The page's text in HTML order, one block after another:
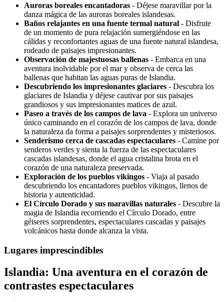
Auroras boreales encantadoras - Déjese maravillar por la
danza mágica de las auroras boreales islandesas.
Baños relajantes en una fuente termal natural - Disfrute
de un momento de pura relajación sumergiéndose en las
cálidas y reconfortantes aguas de una fuente natural islandesa,
rodeado de paisajes impresionantes.
Observación de majestuosas ballenas - Embarca en una
aventura inolvidable por el mar y observa de cerca las
ballenas que habitan las aguas puras de Islandia.
Descubriendo los impresionantes glaciares - Descubra los
glaciares de Islandia y déjese cautivar por sus paisajes
grandiosos y sus impresionantes matices de azul.
Paseo a través de los campos de lava - Explora un universo
único caminando en el corazón de los campos de lava, donde
la naturaleza da forma a paisajes sorprendentes y misteriosos.
Senderismo cerca de cascadas espectaculares - Camine por
senderos verdes y sienta la fuerza de las espectaculares
cascadas islandesas, donde el agua cristalina brota en el
corazón de una naturaleza preservada.
Exploración de los pueblos vikingos - Viaja al pasado
descubriendo los encantadores pueblos vikingos, llenos de
historia y autenticidad.
El Círculo Dorado y sus maravillas naturales - Descubre la
magia de Islandia recorriendo el Círculo Dorado, entre
géiseres sorprendentes, espectaculares cascadas y paisajes
volcánicos hasta donde alcanza la vista.
Lugares imprescindibles
Islandia: Una aventura en el corazón de
contrastes espectaculares